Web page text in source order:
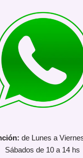
de Lunes a
Sábados de 10 a 14 hs